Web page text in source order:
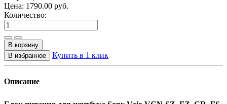
Цена: 1790.00 руб.
Количество:
Купить в 1 клик
Описание